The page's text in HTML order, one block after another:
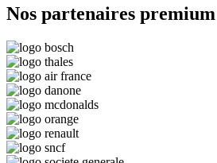
Nos partenaires premium